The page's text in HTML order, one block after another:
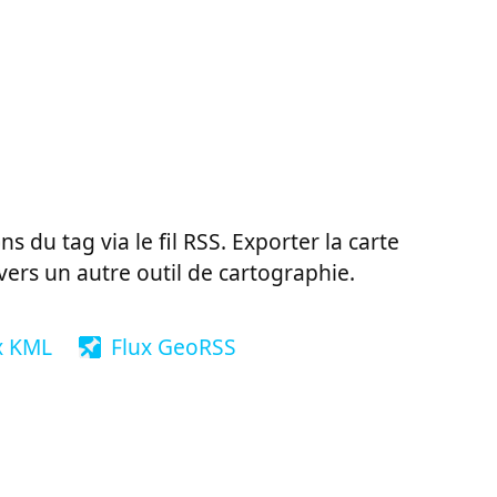
du tag via le fil RSS. Exporter la carte
un autre outil de cartographie.
KML Flux GeoRSS